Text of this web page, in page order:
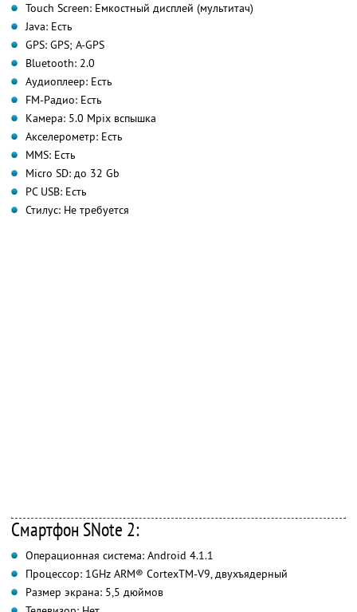
Touch Screen: Емкостный дисплей (мультитач)
Java: Есть
GPS: GPS; A-GPS
Bluetooth: 2.0
Аудиоплеер: Есть
FM-Радио: Есть
Камера: 5.0 Mpix вспышка
Акселерометр: Есть
MMS: Есть
Micro SD: до 32 Gb
PC USB: Есть
Стилус: Не требуется
Смартфон SNote 2:
Операционная система: Android 4.1.1
Процессор: 1GHz ARM® CortexTM-V9, двухъядерный
Размер экрана: 5,5 дюймов